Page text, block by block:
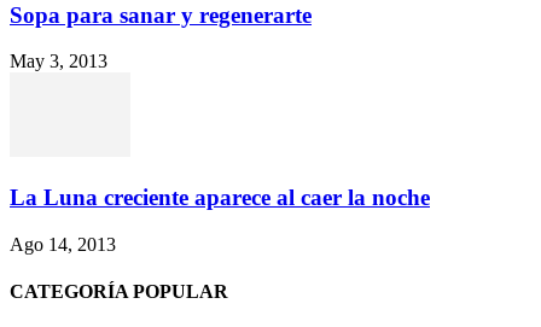
Sopa para sanar y regenerarte
May 3, 2013
La Luna creciente aparece al caer la noche
Ago 14, 2013
CATEGORÍA POPULAR